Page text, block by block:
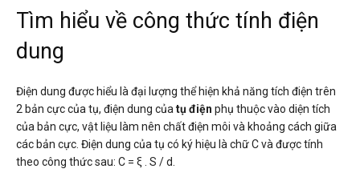
Tìm hiểu về công thức tính điện
dung
Điện dung được hiểu là đại lượng thể hiện khả năng tích điện trên
2 bản cực của tụ, điện dung của tụ điện phụ thuộc vào diện tích
của bản cực, vật liệu làm nên chất điện môi và khoảng cách giữa
các bản cực. Điện dung của tụ có ký hiệu là chữ C và được tính
theo công thức sau: C = ξ . S / d.